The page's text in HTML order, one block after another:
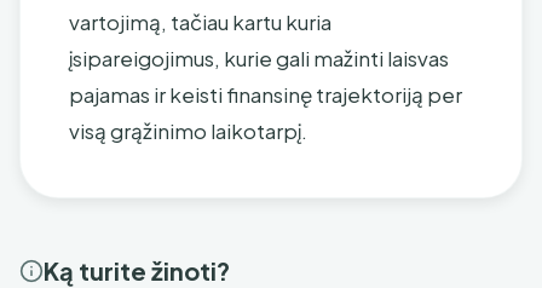
vartojimą, tačiau kartu kuria
įsipareigojimus, kurie gali mažinti laisvas
pajamas ir keisti finansinę trajektoriją per
visą grąžinimo laikotarpį.
Ką turite žinoti?